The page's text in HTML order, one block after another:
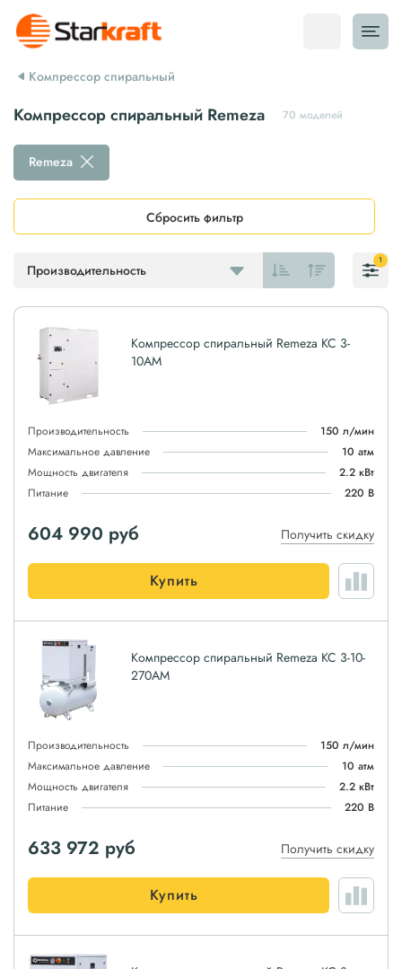
Компрессор спиральный
Компрессор спиральный Remeza 70 моделей
Производительность
Remeza
Сбросить фильтр
1
Компрессор спиральный Remeza КС 3-
10АМ
Производительность
150 л/мин
Максимальное давление
10 атм
Мощность двигателя
2.2 кВт
Питание
220 В
604 990 руб Получить скидку
Купить
Компрессор спиральный Remeza КС 3-10-
270АМ
Производительность
150 л/мин
Максимальное давление
10 атм
Мощность двигателя
2.2 кВт
Питание
220 В
633 972 руб Получить скидку
Купить